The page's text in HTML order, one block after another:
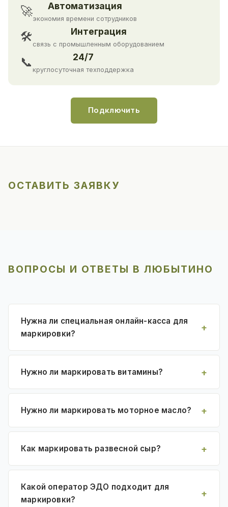
🚀 Автоматизация
экономия времени сотрудников
🛠 Интеграция
связь с промышленным оборудованием
📞 24/7
круглосуточная техподдержка
Подключить
ОСТАВИТЬ ЗАЯВКУ
ВОПРОСЫ И ОТВЕТЫ В ЛЮБЫТИНО
Нужна ли специальная онлайн-касса для
маркировки?
Нужно ли маркировать витамины?
Нужно ли маркировать моторное масло?
Как маркировать развесной сыр?
Какой оператор ЭДО подходит для
маркировки?